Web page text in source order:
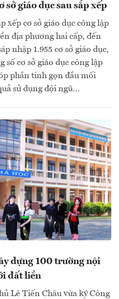
sở giáo dục sau sắp xếp
xếp cơ sở giáo dục công lập
địa phương hai cấp, đến
nhập 1.955 cơ sở giáo dục,
số cơ sở giáo dục công lập
phần tinh gọn đầu mối
sử dụng đội ngũ...
dựng 100 trường nội
đất liền
Lê Tiến Châu vừa ký Công